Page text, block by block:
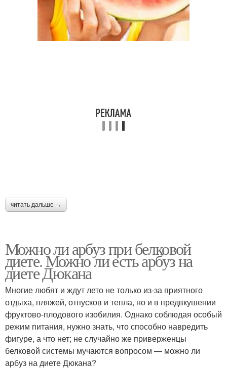
читать дальше →
Можно ли арбуз при белковой
диете. Можно ли есть арбуз на
диете Дюкана
Многие любят и ждут лето не только из-за приятного
отдыха, пляжей, отпусков и тепла, но и в предвкушении
фруктово-плодового изобилия. Однако соблюдая особый
режим питания, нужно знать, что способно навредить
фигуре, а что нет; не случайно же приверженцы
белковой системы мучаются вопросом — можно ли
арбуз на диете Дюкана?